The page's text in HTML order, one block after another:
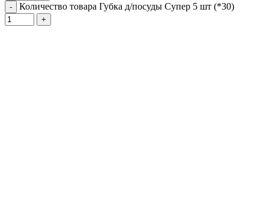
Количество товара Губка д/посуды Супер 5 шт (*30)